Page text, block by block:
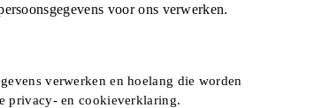
voor ons verwerken.
verwerken en hoelang die worden
privacy- en cookieverklaring.